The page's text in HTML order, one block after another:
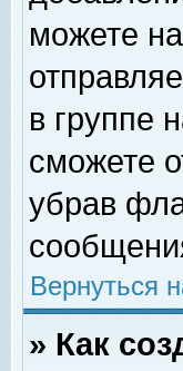
можете
в группе
сможете
убрав
Вернуться
» Как